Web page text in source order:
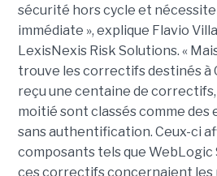
sécurité hors cycle et
immédiate », explique Flavio
LexisNexis Risk Solutions. «
trouve les correctifs destinés à
reçu une centaine de correctifs,
moitié sont classés comme des
sans authentification. Ceux-ci
composants tels que WebLogic
ces correctifs concernaient les